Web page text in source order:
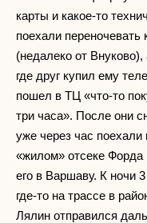
карты и какое-то
поехали переночевать
(недалеко от
где друг купил ему
пошел в ТЦ «что-то
три часа». После они
уже через час
«жилом» отсеке Форда
его в Варшаву. К ночи
где-то на трассе в
Лялин отправился